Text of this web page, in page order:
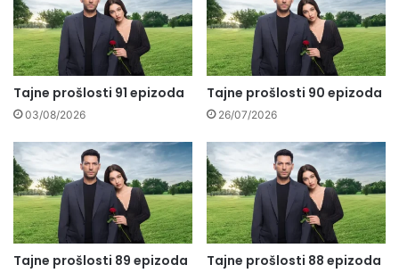
Tajne prošlosti 91 epizoda
03/08/2026
Tajne prošlosti 90 epizoda
26/07/2026
Tajne prošlosti 89 epizoda Tajne prošlosti 88 epizoda